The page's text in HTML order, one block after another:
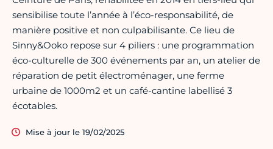
sensibilise toute l’année à l’éco-responsabilité, de
manière positive et non culpabilisante. Ce lieu de
Sinny&Ooko repose sur 4 piliers : une programmation
éco-culturelle de 300 événements par an, un atelier de
réparation de petit électroménager, une ferme
urbaine de 1000m2 et un café-cantine labellisé 3
écotables.
Mise à jour le 19/02/2025